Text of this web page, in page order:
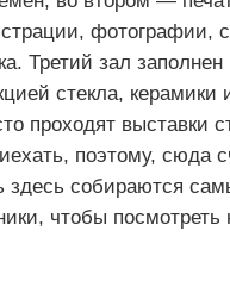
фотографии,
Третий зал заполнен
стекла,
проходят выставки
поэтому, сюда
здесь собираются
чтобы посмотреть